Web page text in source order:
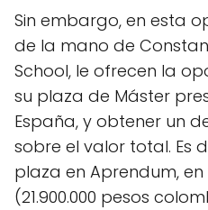
Sin embargo, en esta
de la mano de
School, le ofrecen la
su plaza de Máster
España, y obtener un
sobre el valor total. Es
plaza en Aprendum,
(21.900.000 pesos